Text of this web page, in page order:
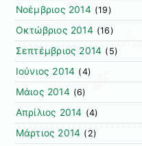
Νοέμβριος 2014 (19)
Οκτώβριος 2014 (16)
Σεπτέμβριος 2014 (5)
Ιούνιος 2014 (4)
Μάιος 2014 (6)
Απρίλιος 2014 (4)
Μάρτιος 2014 (2)